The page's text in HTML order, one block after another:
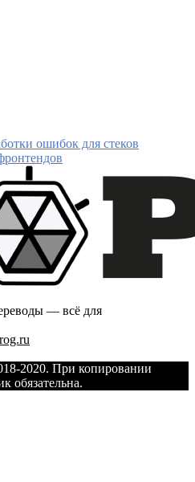
ошибок для стеков
— всё для
2020. При копировании
обязательна.